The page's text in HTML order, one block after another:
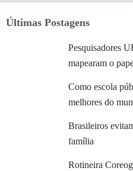
Últimas Postagens
Pesquisadores
mapearam o
Como escola
melhores do
Brasileiros
família
Rotineira